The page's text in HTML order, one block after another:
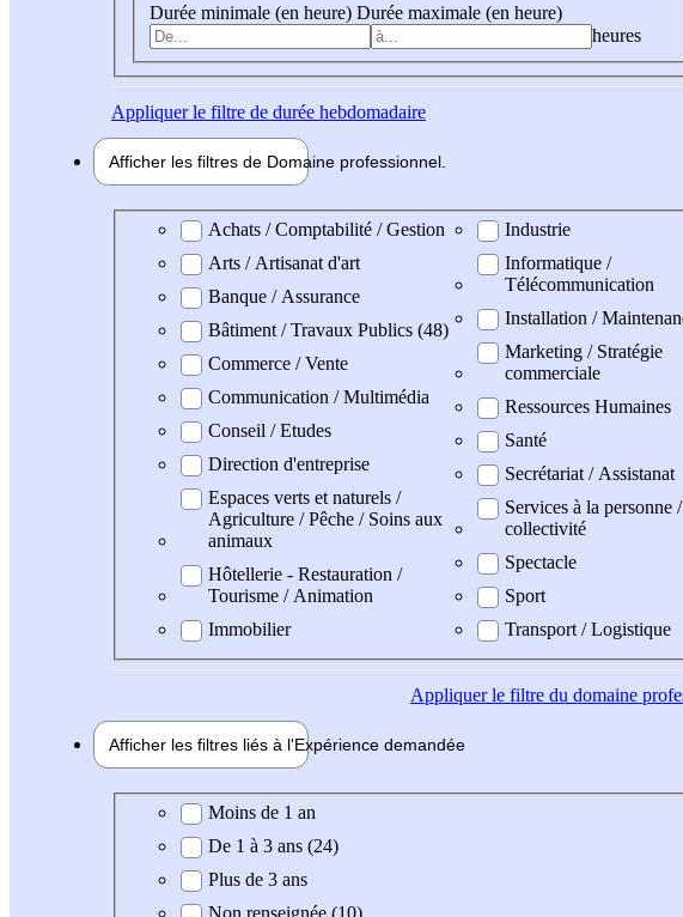
Durée minimale (en heure) Durée maximale (en heure)
heures
Appliquerle filtre de durée hebdomadaire
Afficher les filtres de Domaine professionnel
Domaine professionel
Achats / Comptabilité / Gestion
Arts / Artisanat d'art
Banque / Assurance
Bâtiment / Travaux Publics (48)
Commerce / Vente
Communication / Multimédia
Conseil / Etudes
Direction d'entreprise
Espaces verts et naturels /
Agriculture / Pêche / Soins aux
animaux
Hôtellerie - Restauration /
Tourisme / Animation
Immobilier
Industrie
Informatique /
Télécommunication
Installation /
Marketing / Stratégie
commerciale
Ressources Humaines
Santé
Secrétariat / Assistanat
Services à la personne
collectivité
Spectacle
Sport
Transport / Logistique
Appliquerle filtre du domaine
Afficher les filtres liés à l'Expérience demandée
Expérience demandée
Moins de 1 an
De 1 à 3 ans (24)
Plus de 3 ans
Non renseignée (10)